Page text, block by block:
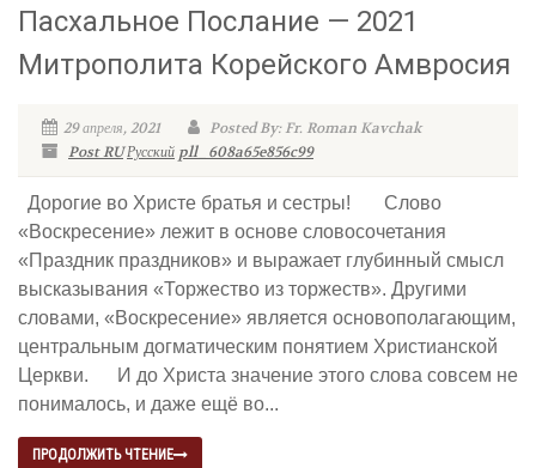
Пасхальное Послание — 2021
Митрополита Корейского Амвросия
29 апреля, 2021
Posted By: Fr. Roman Kavchak
Post RUРусский pll_608a65e856c99
Дорогие во Христе братья и сестры! Слово
«Воскресение» лежит в основе словосочетания
«Праздник праздников» и выражает глубинный смысл
высказывания «Торжество из торжеств». Другими
словами, «Воскресение» является основополагающим,
центральным догматическим понятием Христианской
Церкви. И до Христа значение этого слова совсем не
понималось, и даже ещё во...
ПРОДОЛЖИТЬ ЧТЕНИЕ